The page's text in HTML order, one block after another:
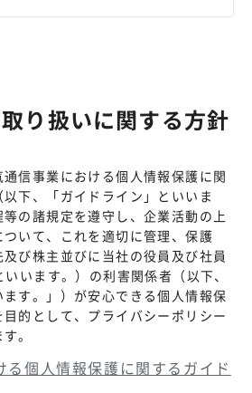
り扱いに関する方針
信事業における個人情報保護に関
下、「ガイドライン」といいま
の諸規定を遵守し、企業活動の上
いて、これを適切に管理、保護
び株主並びに当社の役員及び社員
います。）の利害関係者（以下、
ます。」）が安心できる個人情報保
的として、プライバシーポリシー
。
る個人情報保護に関するガイド